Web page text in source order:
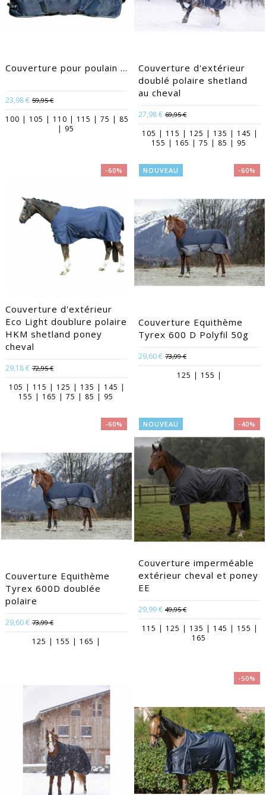
Couverture pour poulain ...
23,98 € 59,95 €
100 | 105 | 110 | 115 | 75 | 85
| 95
Couverture d'extérieur
doublé polaire shetland
au cheval
27,98 € 69,95 €
105 | 115 | 125 | 135 | 145 |
155 | 165 | 75 | 85 | 95
-60%
Couverture d'extérieur
Eco Light doublure polaire
HKM shetland poney
cheval
29,18 € 72,95 €
105 | 115 | 125 | 135 | 145 |
155 | 165 | 75 | 85 | 95
NOUVEAU -60%
Couverture Equithème
Tyrex 600 D Polyfil 50g
29,60 € 73,99 €
125 | 155 |
-60%
Couverture Equithème
Tyrex 600D doublée
polaire
29,60 € 73,99 €
125 | 155 | 165 |
NOUVEAU -40%
Couverture imperméable
extérieur cheval et poney
EE
29,99 € 49,95 €
115 | 125 | 135 | 145 | 155 |
165
-50%